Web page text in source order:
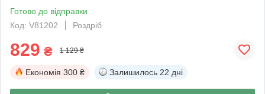
Готово до відправки
Код: V81202
Роздріб
829 ₴ 1 129 ₴
Економія 300 ₴ Залишилось 22 дні